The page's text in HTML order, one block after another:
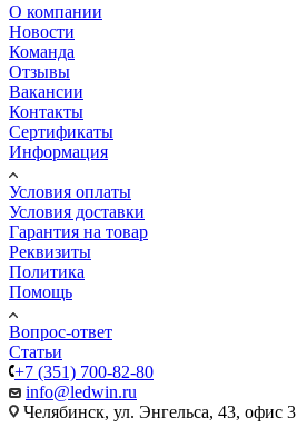
О компании
Новости
Команда
Отзывы
Вакансии
Контакты
Сертификаты
Информация
Условия оплаты
Условия доставки
Гарантия на товар
Реквизиты
Политика
Помощь
Вопрос-ответ
Статьи
+7 (351) 700-82-80
info@ledwin.ru
Челябинск, ул. Энгельса, 43, офис 3